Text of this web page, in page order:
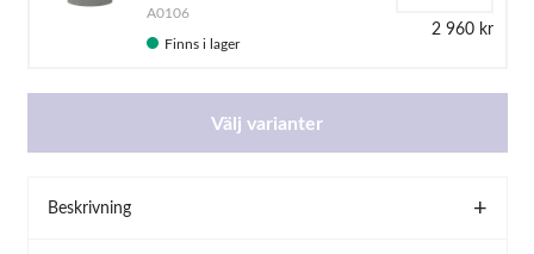
A0106
Finns i lager
2 960 kr
Välj varianter
Beskrivning